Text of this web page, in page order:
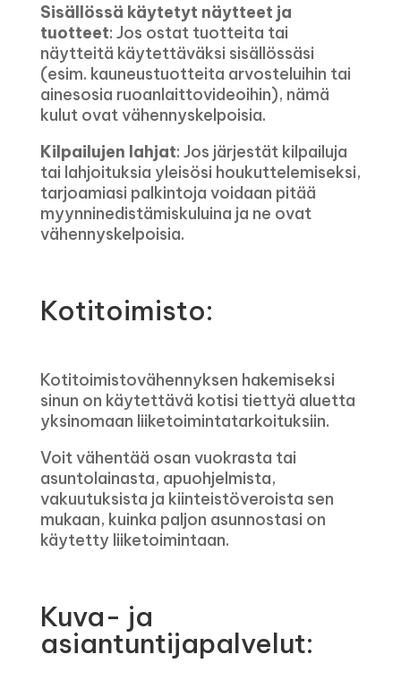
Sisällössä käytetyt näytteet ja
tuotteet: Jos ostat tuotteita tai
näytteitä käytettäväksi sisällössäsi
(esim. kauneustuotteita arvosteluihin tai
ainesosia ruoanlaittovideoihin), nämä
kulut ovat vähennyskelpoisia.
Kilpailujen lahjat: Jos järjestät kilpailuja
tai lahjoituksia yleisösi houkuttelemiseksi,
tarjoamiasi palkintoja voidaan pitää
myynninedistämiskuluina ja ne ovat
vähennyskelpoisia.
Kotitoimisto:
Kotitoimistovähennyksen hakemiseksi
sinun on käytettävä kotisi tiettyä aluetta
yksinomaan liiketoimintatarkoituksiin.
Voit vähentää osan vuokrasta tai
asuntolainasta, apuohjelmista,
vakuutuksista ja kiinteistöveroista sen
mukaan, kuinka paljon asunnostasi on
käytetty liiketoimintaan.
Kuva- ja
asiantuntijapalvelut: